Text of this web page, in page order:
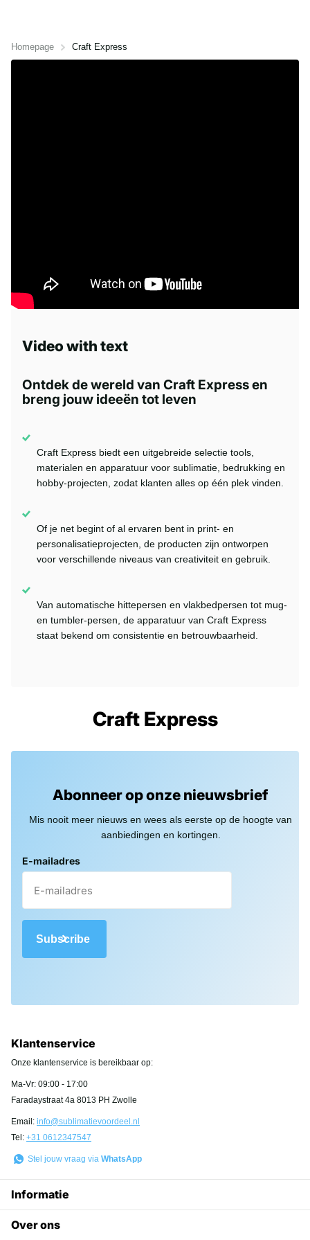
Homepage Craft Express
Video with text
Ontdek de wereld van Craft Express en
breng jouw ideeën tot leven
Craft Express biedt een uitgebreide selectie tools,
materialen en apparatuur voor sublimatie, bedrukking en
hobby-projecten, zodat klanten alles op één plek vinden.
Of je net begint of al ervaren bent in print- en
personalisatieprojecten, de producten zijn ontworpen
voor verschillende niveaus van creativiteit en gebruik.
Van automatische hittepersen en vlakbedpersen tot mug-
en tumbler-persen, de apparatuur van Craft Express
staat bekend om consistentie en betrouwbaarheid.
Craft Express
Abonneer op onze nieuwsbrief
Mis nooit meer nieuws en wees als eerste op de hoogte van
aanbiedingen en kortingen.
E-mailadres
Subscribe
Klantenservice
Onze klantenservice is bereikbaar op:
Ma-Vr: 09:00 - 17:00
Faradaystraat 4a 8013 PH Zwolle
Email: info@sublimatievoordeel.nl
Tel: +31 0612347547
Stel jouw vraag via WhatsApp
Informatie
Over ons